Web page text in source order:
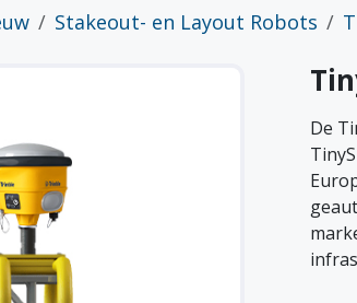
Stakeout- en Layout Robots
De